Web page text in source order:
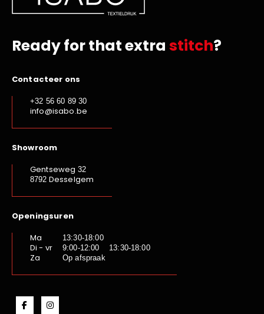
Ready for that extra stitch?
Contacteer ons
+32 56 60 89 30
info@isabo.be
Showroom
Gentseweg 32
8792 Desselgem
Openingsuren
Ma
13:30-18:00
Di - vr 9:00-12:00 13:30-18:00
Za Op afspraak